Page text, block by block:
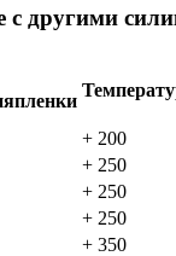
с другими
пленки
+ 200
+ 250
+ 250
+ 250
+ 350